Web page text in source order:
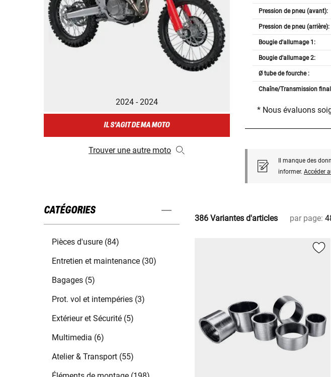
2024 - 2024
IL S'AGIT DE MA MOTO
Trouver une autre moto
Pression de pneu (avant):
Pression de pneu (arrière):
Bougie d'allumage 1:
Bougie d'allumage 2:
Ø tube de fourche :
Chaîne/Transmission
* Nous évaluons
Il manque des
informer. Accéder
CATÉGORIES
Pièces d'usure (84)
Entretien et maintenance (30)
Bagages (5)
Prot. vol et intempéries (3)
Extérieur et Sécurité (5)
Multimedia (6)
Atelier & Transport (55)
386 Variantes d'articles par page: